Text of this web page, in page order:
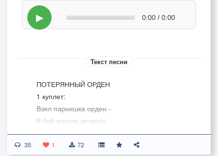
▶ 0:00 / 0:00
Текст песни
ПОТЕРЯННЫЙ ОРДЕН
1 куплет:
Взял парнишка орден -
В бой играла детвора.
Шаловство лишь, только, вроде,
Да, вот, потерял.
35 1 72